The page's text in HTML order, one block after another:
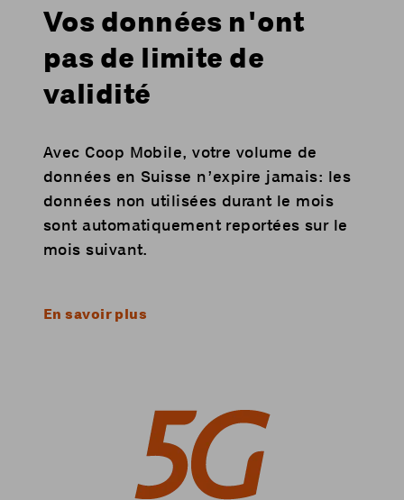
Vos données n'ont
pas de limite de
validité
Avec Coop Mobile, votre volume de
données en Suisse n’expire jamais: les
données non utilisées durant le mois
sont automatiquement reportées sur le
mois suivant.
En savoir plus